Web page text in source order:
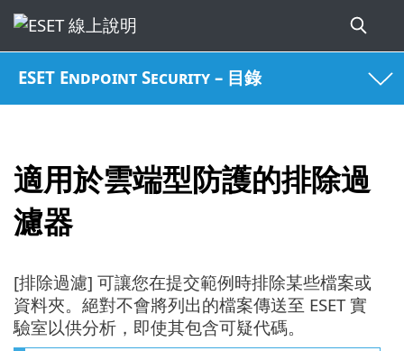
ESET Endpoint Security – 目錄
適用於雲端型防護的排除過
濾器
[排除過濾] 可讓您在提交範例時排除某些檔案或
資料夾。絕對不會將列出的檔案傳送至 ESET 實
驗室以供分析，即使其包含可疑代碼。